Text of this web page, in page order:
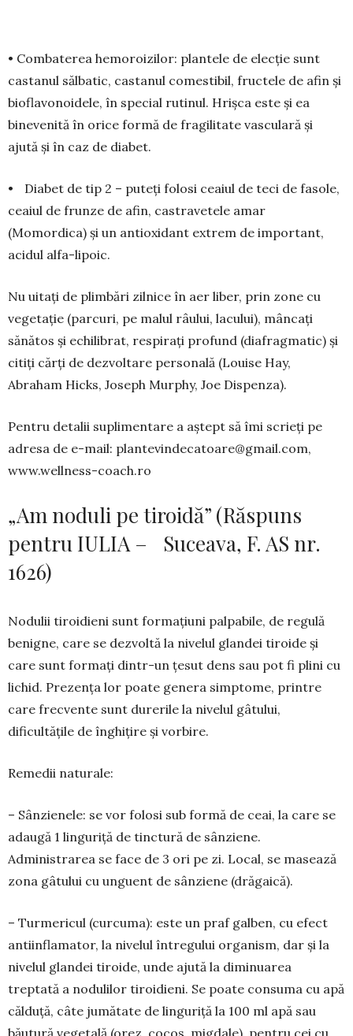
• Combaterea hemoroizilor: plantele de elecție sunt
castanul sălbatic, castanul comestibil, fructele de afin și
bioflavonoidele, în special rutinul. Hrișca este și ea
binevenită în orice formă de fragilitate vasculară și
ajută și în caz de diabet.
• Diabet de tip 2 – puteți folosi ceaiul de teci de fasole,
ceaiul de frunze de afin, castravetele amar
(Momordica) și un antioxidant extrem de important,
acidul alfa-lipoic.
Nu uitați de plimbări zilnice în aer liber, prin zone cu
vegetație (parcuri, pe malul râului, lacului), mâncați
sănătos și echilibrat, respirați profund (diafragmatic) și
citiți cărți de dezvoltare personală (Louise Hay,
Abraham Hicks, Joseph Murphy, Joe Dispenza).
Pentru detalii suplimentare a aștept să îmi scrieți pe
adresa de e-mail: plantevindecatoare@gmail.com,
www.wellness-coach.ro
„Am noduli pe tiroidă” (Răspuns
pentru IULIA – Suceava, F. AS nr.
1626)
Nodulii tiroidieni sunt formațiuni palpabile, de regulă
benigne, care se dezvoltă la nivelul glandei tiroide și
care sunt formați dintr-un țesut dens sau pot fi plini cu
lichid. Prezența lor poate genera simptome, printre
care frecvente sunt durerile la nivelul gâtului,
dificultățile de înghițire și vorbire.
Remedii naturale:
– Sânzienele: se vor folosi sub formă de ceai, la care se
adaugă 1 linguriță de tinctură de sânziene.
Administrarea se face de 3 ori pe zi. Local, se masează
zona gâtului cu unguent de sânziene (drăgaică).
– Turmericul (curcuma): este un praf galben, cu efect
antiinflamator, la nivelul întregului organism, dar și la
nivelul glandei tiroide, unde ajută la diminuarea
treptată a nodulilor tiroidieni. Se poate consuma cu apă
călduță, câte jumătate de linguriță la 100 ml apă sau
băutură vegetală (orez, cocos, migdale), pentru cei cu